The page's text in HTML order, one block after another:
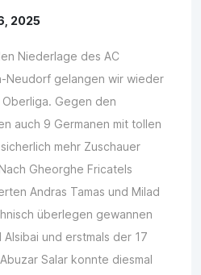
2025
Niederlage des AC
Neudorf gelangen wir wieder
Gegen den
auch 9 Germanen mit tollen
mehr Zuschauer
Gheorghe Fricatels
Andras Tamas und Milad
überlegen gewannen
und erstmals der 17
Salar konnte diesmal